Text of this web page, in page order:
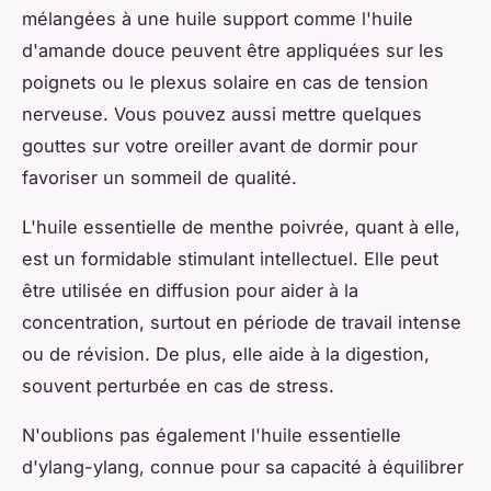
mélangées à une huile support comme l'huile
d'amande douce peuvent être appliquées sur les
poignets ou le plexus solaire en cas de tension
nerveuse. Vous pouvez aussi mettre quelques
gouttes sur votre oreiller avant de dormir pour
favoriser un sommeil de qualité.
L'huile essentielle de menthe poivrée, quant à elle,
est un formidable stimulant intellectuel. Elle peut
être utilisée en diffusion pour aider à la
concentration, surtout en période de travail intense
ou de révision. De plus, elle aide à la digestion,
souvent perturbée en cas de stress.
N'oublions pas également l'huile essentielle
d'ylang-ylang, connue pour sa capacité à équilibrer